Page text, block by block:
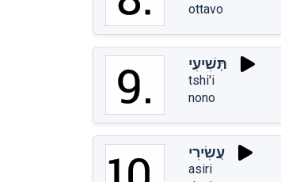
ottavo
תְּשִׁיעִי
tshi'i
nono
עֲשִׂירִי
asiri